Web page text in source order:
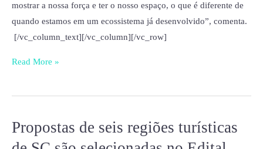
mostrar a nossa força e ter o nosso espaço, o que é diferente de
quando estamos em um ecossistema já desenvolvido”, comenta.
[/vc_column_text][/vc_column][/vc_row]
Read More »
Propostas de seis regiões turísticas
Propostas
de